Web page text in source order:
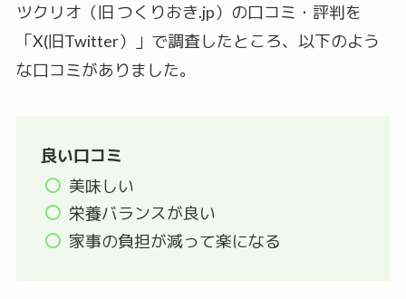
ツクリオ（旧 つくりおき.jp）の口コミ・評判を
「X(旧Twitter）」で調査したところ、以下のよう
な口コミがありました。
良い口コミ
美味しい
栄養バランスが良い
家事の負担が減って楽になる